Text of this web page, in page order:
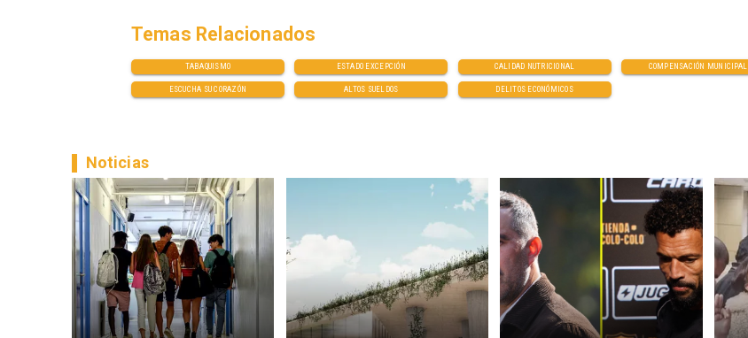
TABAQUISMO ESTADO EXCEPCIÓN CALIDAD NUTRICIONAL COMPENSACIÓN MUNICIPAL
ESCUCHA SU CORAZÓN ALTOS SUELDOS DELITOS ECONÓMICOS
Temas Relacionados
Noticias